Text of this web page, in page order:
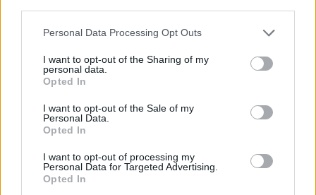
Personal Data Processing Opt Outs
I want to opt-out of the Sharing of my
personal data.
Opted In
I want to opt-out of the Sale of my
Personal Data.
Opted In
I want to opt-out of processing my
Personal Data for Targeted Advertising.
Opted In
KEDVES OLVASÓNK!
tartozik, melynek olvasása előfizetéses
regisztrációhoz kötött.
Az előfizetés a következőket tartalmazza:
Portfolio.hu teljes cikkarchívum
kötéslistái